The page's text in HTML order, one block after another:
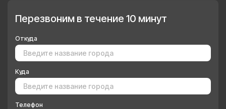
Перезвоним в течение 10 минут
Откуда
Куда
Телефон